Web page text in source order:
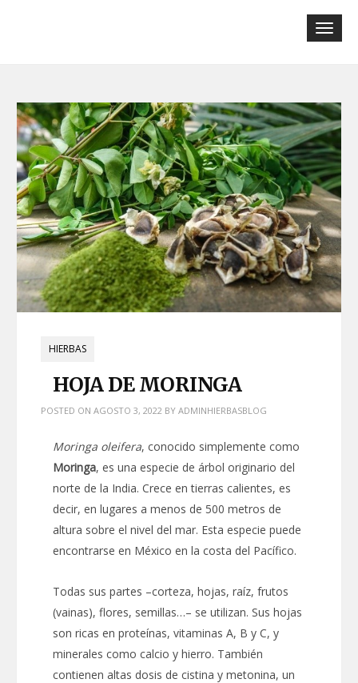
HIERBAS
HOJA DE MORINGA
POSTED ON AGOSTO 3, 2022 BY ADMINHIERBASBLOG
Moringa oleifera, conocido simplemente como
Moringa, es una especie de árbol originario del
norte de la India. Crece en tierras calientes, es
decir, en lugares a menos de 500 metros de
altura sobre el nivel del mar. Esta especie puede
encontrarse en México en la costa del Pacífico.
Todas sus partes –corteza, hojas, raíz, frutos
(vainas), flores, semillas…– se utilizan. Sus hojas
son ricas en proteínas, vitaminas A, B y C, y
minerales como calcio y hierro. También
contienen altas dosis de cistina y metonina, un